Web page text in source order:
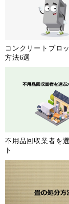
コンクリートブロ
方法6選
不用品回収業者を
ト